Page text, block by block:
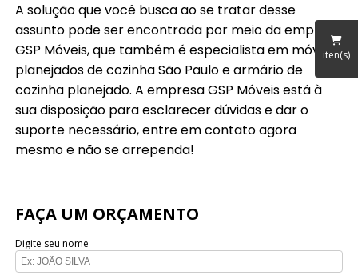
iten(s)
A solução que você busca ao se tratar desse
assunto pode ser encontrada por meio da empresa
GSP Móveis, que também é especialista em móveis
planejados de cozinha São Paulo e armário de
cozinha planejado. A empresa GSP Móveis está à
sua disposição para esclarecer dúvidas e dar o
suporte necessário, entre em contato agora
mesmo e não se arrependa!
FAÇA UM ORÇAMENTO
Digite seu nome